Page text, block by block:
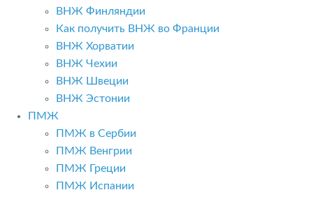
ВНЖ Финляндии
Как получить ВНЖ во Франции
ВНЖ Хорватии
ВНЖ Чехии
ВНЖ Швеции
ВНЖ Эстонии
ПМЖ
ПМЖ в Сербии
ПМЖ Венгрии
ПМЖ Греции
ПМЖ Испании